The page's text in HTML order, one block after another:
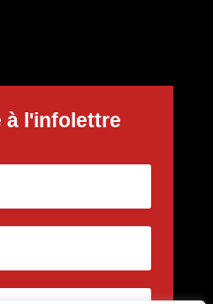
à l'infolettre